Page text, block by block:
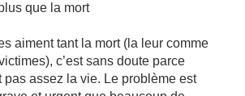
que la mort
aiment tant la mort (la leur comme
c’est sans doute parce
pas assez la vie. Le problème est